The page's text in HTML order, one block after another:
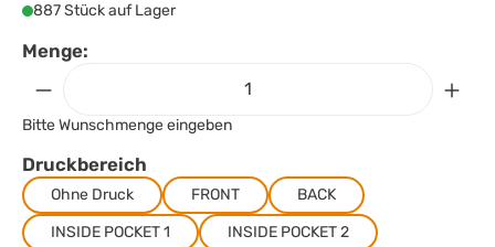
887 Stück auf Lager
Menge:
Bitte Wunschmenge eingeben
Druckbereich
Ohne Druck FRONT
BACK
INSIDE POCKET 1
INSIDE POCKET 2